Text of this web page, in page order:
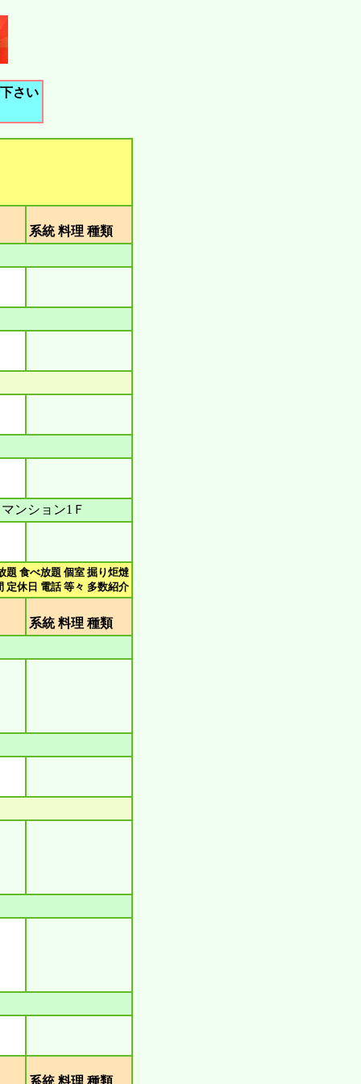
さい
系統 料理 種類
ンション1Ｆ
題 食べ放題 個室 掘り炬燵
定休日 電話 等々 多数紹介
系統 料理 種類
系統 料理 種類